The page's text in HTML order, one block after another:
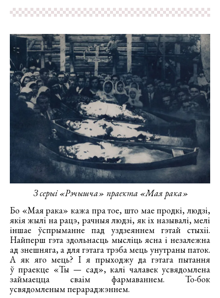
З серыі «Рэчышча» праекта «Мая рака»
Бо «Мая рака» кажа пра тое, што мае продкі, людзі,
якія жылі на рацэ, рачныя людзі, як іх называлі, мелі
іншае ўспрыманне пад уздзеяннем гэтай стыхіі.
Найперш гэта здольнасць мысліць ясна і незалежна
ад знешняга, а для гэтага трэба мець унутраны паток.
А як яго мець? І я прыходжу да гэтага пытання
ў праекце «Ты — сад», калі чалавек усвядомлена
займаецца сваім фармаваннем. То-бок
усвядомленым перараджэннем.